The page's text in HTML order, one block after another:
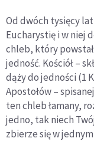
Od dwóch tysięcy
Eucharystię i w niej
chleb, który
jedność. Kościół –
dąży do jedności (1
Apostołów –
ten chleb łamany,
jedno, tak niech
zbierze się w